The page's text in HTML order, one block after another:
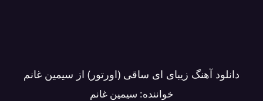
دانلود آهنگ زیبای ای ساقی (اورتور) از سیمین غانم
خواننده: سیمین غانم